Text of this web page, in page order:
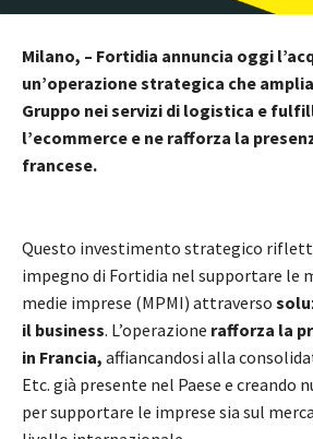
Milano, – Fortidia annuncia oggi
un’operazione strategica che
Gruppo nei servizi di logistica e
l’ecommerce e ne rafforza la
francese.
Questo investimento strategico
impegno di Fortidia nel supportare le
medie imprese (MPMI) attraverso
il business. L’operazione rafforza la
in Francia, affiancandosi alla
Etc. già presente nel Paese e creando
per supportare le imprese sia sul